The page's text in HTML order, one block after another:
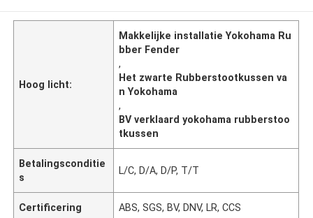
Hoog licht:
Makkelijke installatie Yokohama Ru
bber Fender
,
Het zwarte Rubberstootkussen va
n Yokohama
,
BV verklaard yokohama rubberstoo
tkussen
Betalingsconditie
s
L/C, D/A, D/P, T/T
Certificering ABS, SGS, BV, DNV, LR, CCS